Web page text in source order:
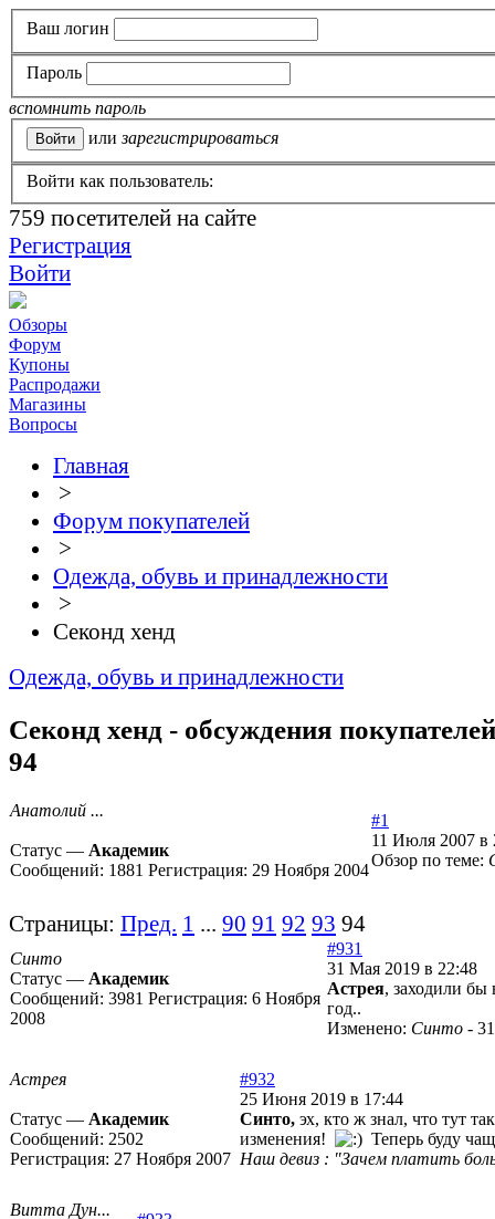
Ваш логин
Пароль
вспомнить пароль
или зарегистрироваться
Войти как пользователь:
759 посетителей на сайте
Регистрация
Войти
Обзоры
Форум
Купоны
Распродажи
Магазины
Вопросы
Главная
>
Форум покупателей
>
Одежда, обувь и принадлежности
>
Секонд хенд
Одежда, обувь и принадлежности
Секонд хенд - обсуждения
94
Анатолий ...
Статус — Академик
Сообщений: 1881 Регистрация: 29 Ноября 2004
#1
11 Июля 2007 в
Обзор по теме:
Страницы: Пред. 1 ... 90 91 92 93 94
Синто
Статус — Академик
Сообщений: 3981 Регистрация: 6 Ноября
2008
#931
31 Мая 2019 в 22:48
Астрея, заходили бы
год..
Изменено: Синто -
Астрея
Статус — Академик
Сообщений: 2502
Регистрация: 27 Ноября 2007
#932
25 Июня 2019 в 17:44
Синто, эх, кто ж знал, что тут
изменения!
Теперь буду
Наш девиз : "Зачем платить
Витта Дун...